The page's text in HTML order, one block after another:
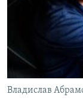
Владислав